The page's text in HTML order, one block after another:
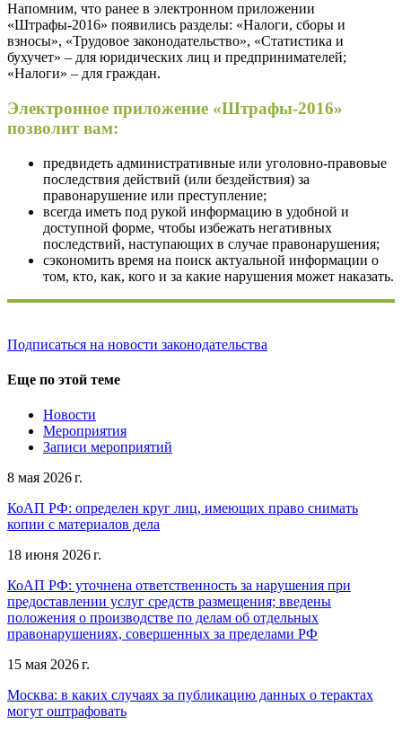
Напомним, что ранее в электронном приложении
«Штрафы-2016» появились разделы: «Налоги, сборы и
взносы», «Трудовое законодательство», «Статистика и
бухучет» – для юридических лиц и предпринимателей;
«Налоги» – для граждан.
Электронное приложение «Штрафы-2016»
позволит вам:
предвидеть административные или уголовно-правовые
последствия действий (или бездействия) за
правонарушение или преступление;
всегда иметь под рукой информацию в удобной и
доступной форме, чтобы избежать негативных
последствий, наступающих в случае правонарушения;
сэкономить время на поиск актуальной информации о
том, кто, как, кого и за какие нарушения может наказать.
Подписаться на новости законодательства
Еще по этой теме
Новости
Мероприятия
Записи мероприятий
8 мая 2026 г.
КоАП РФ: определен круг лиц, имеющих право снимать
копии с материалов дела
18 июня 2026 г.
КоАП РФ: уточнена ответственность за нарушения при
предоставлении услуг средств размещения; введены
положения о производстве по делам об отдельных
правонарушениях, совершенных за пределами РФ
15 мая 2026 г.
Москва: в каких случаях за публикацию данных о терактах
могут оштрафовать